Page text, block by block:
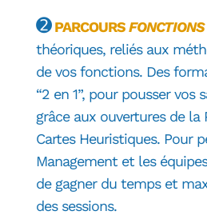
➋ PARCOURSFONCTIONS
théoriques, reliés aux
de vos fonctions. Des
“2 en 1”, pour pousser vos
grâce aux ouvertures de la
Cartes Heuristiques. Pour
Management et les
de gagner du temps et
des sessions.